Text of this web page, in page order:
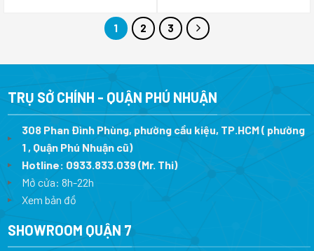
1 2 3
TRỤ SỞ CHÍNH - QUẬN PHÚ NHUẬN
308 Phan Đình Phùng, phường cầu kiệu, TP.HCM ( phường
1 , Quận Phú Nhuận cũ)
Hotline: 0933.833.039(Mr. Thi)
Mở cửa: 8h-22h
Xem bản đồ
SHOWROOM QUẬN 7